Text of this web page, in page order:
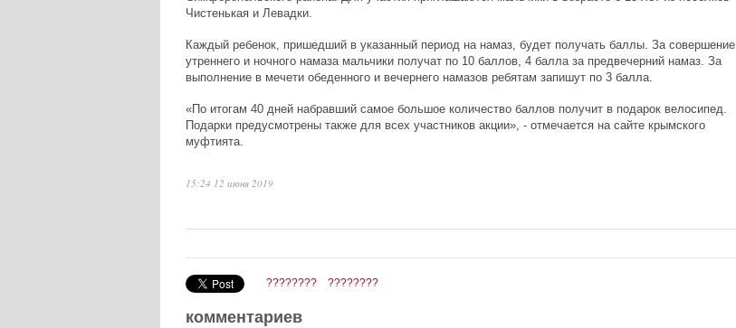
Чистенькая и Левадки.
Каждый ребенок, пришедший в указанный период на намаз, будет получать баллы. За совершение
утреннего и ночного намаза мальчики получат по 10 баллов, 4 балла за предвечерний намаз. За
выполнение в мечети обеденного и вечернего намазов ребятам запишут по 3 балла.
«По итогам 40 дней набравший самое большое количество баллов получит в подарок велосипед.
Подарки предусмотрены также для всех участников акции», - отмечается на сайте крымского
муфтията.
15:24 12 июня 2019
???????? ????????
комментариев